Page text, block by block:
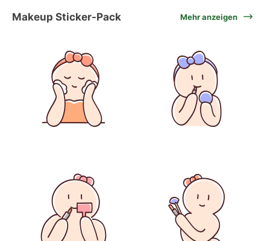
Makeup Sticker-Pack Mehr anzeigen